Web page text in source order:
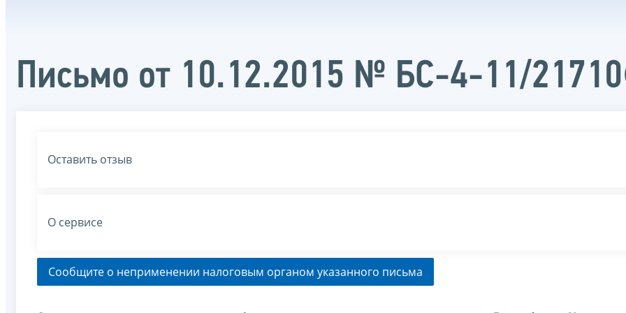
Письмо от 10.12.2015 № БС-4-11/
Оставить отзыв
О сервисе
Сообщите о неприменении налоговым органом указанного письма